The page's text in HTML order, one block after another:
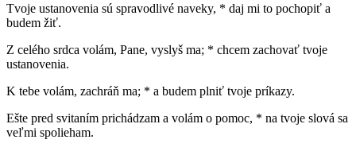
Tvoje ustanovenia sú spravodlivé naveky, * daj mi to pochopiť a
budem žiť.
Z celého srdca volám, Pane, vyslyš ma; * chcem zachovať tvoje
ustanovenia.
K tebe volám, zachráň ma; * a budem plniť tvoje príkazy.
Ešte pred svitaním prichádzam a volám o pomoc, * na tvoje slová sa
veľmi spolieham.